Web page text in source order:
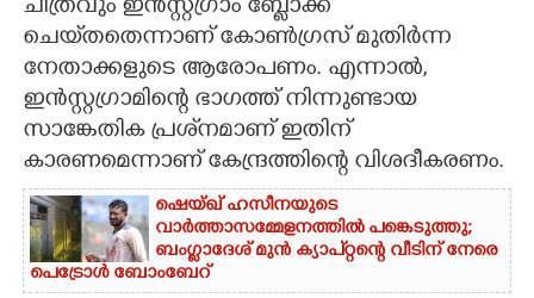
CONTACT US
ചിത്രവും ഇൻസ്റ്റഗ്രാം ബ്ലോക്ക്
ചെയ്‌തതെന്നാണ് കോൺഗ്രസ് മുതിർന്ന
നേതാക്കളുടെ ആരോപണം. എന്നാൽ,
ഇൻസ്റ്റഗ്രാമിന്റെ ഭാഗത്ത് നിന്നുണ്ടായ
സാങ്കേതിക പ്രശ്‌നമാണ് ഇതിന്
കാരണമെന്നാണ് കേന്ദ്രത്തിന്റെ വിശദീകരണം.
ഷെയ്ഖ് ഹസീനയുടെ
വാർത്താസമ്മേളനത്തിൽ പങ്കെടുത്തു;
ബംഗ്ലാദേശ് മുൻ ക്യാപ്റ്റന്റെ വീടിന് നേരെ
പെട്രോൾ ബോംബേറ്